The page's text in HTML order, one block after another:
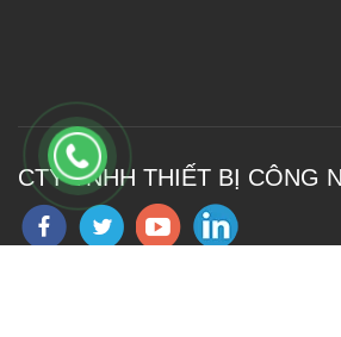
CTY TNHH THIẾT BỊ CÔNG